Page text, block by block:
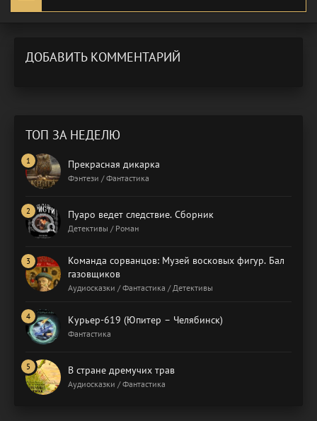
ДОБАВИТЬ КОММЕНТАРИЙ
ТОП ЗА НЕДЕЛЮ
Прекрасная дикарка
Фэнтези / Фантастика
Пуаро ведет следствие. Сборник
Детективы / Роман
Команда сорванцов: Музей восковых фигур. Бал
газовщиков
Аудиосказки / Фантастика / Детективы
Курьер-619 (Юпитер – Челябинск)
Фантастика
В стране дремучих трав
Аудиосказки / Фантастика